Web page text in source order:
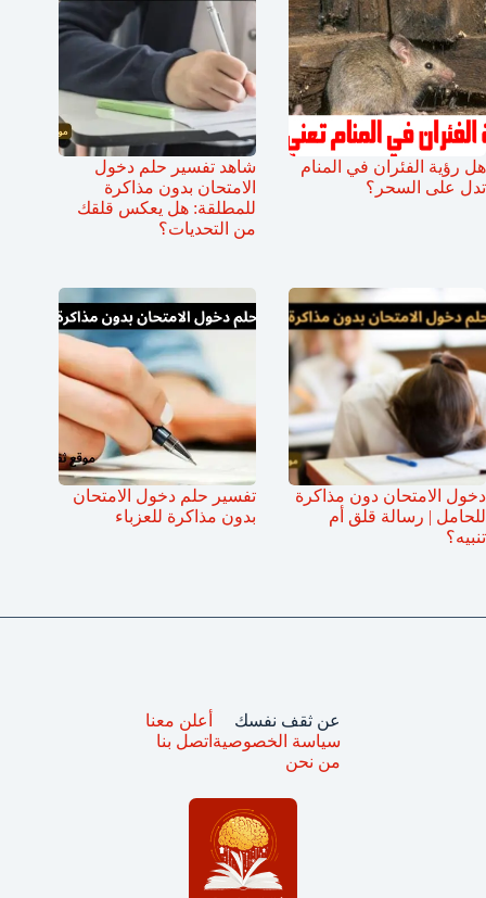
هل رؤية الفئران في المنام
تدل على السحر؟
شاهد تفسير حلم دخول
الامتحان بدون مذاكرة
للمطلقة: هل يعكس قلقك
من التحديات؟
دخول الامتحان دون مذاكرة
للحامل | رسالة قلق أم
تنبيه؟
تفسير حلم دخول الامتحان
بدون مذاكرة للعزباء
عن ثقف نفسك
سياسة الخصوصية
من نحن
أعلن معنا
اتصل بنا